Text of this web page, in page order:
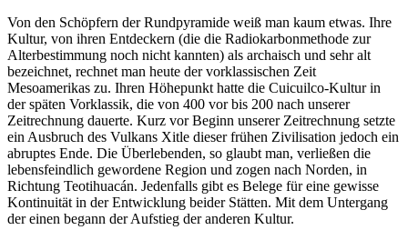
Von den Schöpfern der Rundpyramide weiß man kaum etwas. Ihre
Kultur, von ihren Entdeckern (die die Radiokarbonmethode zur
Alterbestimmung noch nicht kannten) als archaisch und sehr alt
bezeichnet, rechnet man heute der vorklassischen Zeit
Mesoamerikas zu. Ihren Höhepunkt hatte die Cuicuilco-Kultur in
der späten Vorklassik, die von 400 vor bis 200 nach unserer
Zeitrechnung dauerte. Kurz vor Beginn unserer Zeitrechnung setzte
ein Ausbruch des Vulkans Xitle dieser frühen Zivilisation jedoch ein
abruptes Ende. Die Überlebenden, so glaubt man, verließen die
lebensfeindlich gewordene Region und zogen nach Norden, in
Richtung Teotihuacán. Jedenfalls gibt es Belege für eine gewisse
Kontinuität in der Entwicklung beider Stätten. Mit dem Untergang
der einen begann der Aufstieg der anderen Kultur.